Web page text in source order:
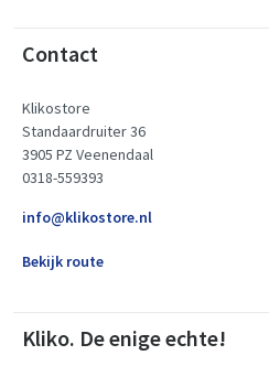
Contact
Klikostore
Standaardruiter 36
3905 PZ Veenendaal
0318-559393
info@klikostore.nl
Bekijk route
Kliko. De enige echte!